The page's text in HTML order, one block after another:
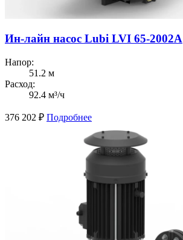
Ин-лайн насос Lubi LVI 65-2002A
Напор:
51.2 м
Расход:
92.4 м³/ч
376 202 ₽ Подробнее